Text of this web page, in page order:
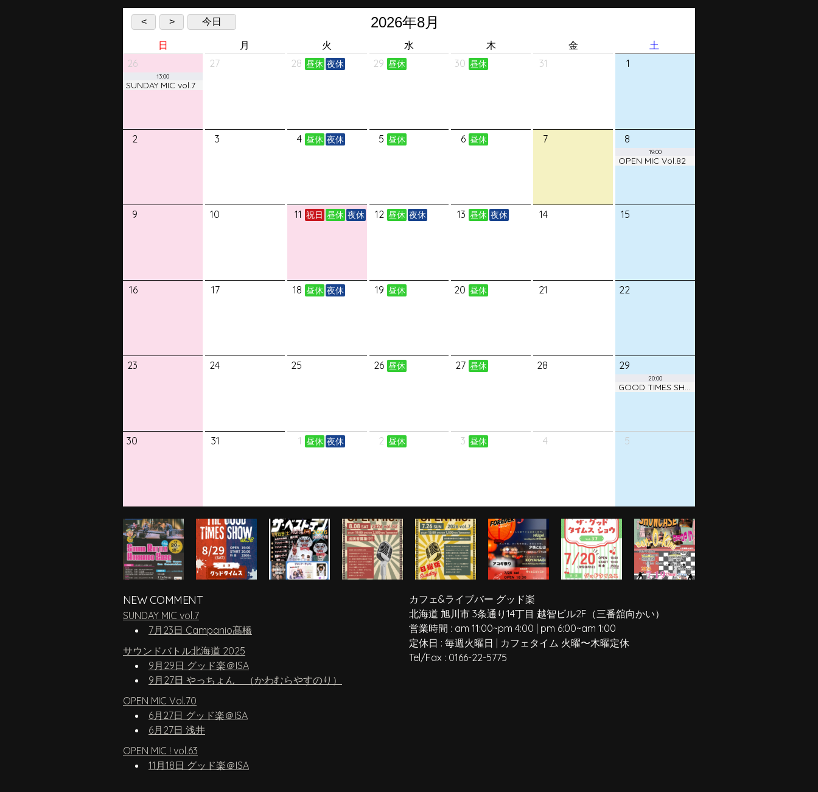
< > 今日
日 月 火 水 木 金
土
26
13:00
SUNDAY MIC vol.7
27 28 昼休 夜休 29 昼休 30 昼休 31 1
2 3 4 昼休 夜休 5 昼休 6 昼休 7 8
19:00
OPEN MIC Vol.82
9 10 11 祝日 昼休 夜休 12 昼休 夜休 13 昼休 夜休 14 15
16 17 18 昼休 夜休 19 昼休 20 昼休 21 22
23 24 25 26 昼休 27 昼休 28 29
20:00
30 31 1 昼休 夜休 2 昼休 3 昼休 4 5
NEW COMMENT
SUNDAY MIC vol.7
7月23日 Campanio髙橋
サウンドバトル北海道 2025
9月29日 グッド楽＠ISA
9月27日 やっちょん （かわむらやすのり）
OPEN MIC Vol.70
6月27日 グッド楽＠ISA
6月27日 浅井
OPEN MIC ! vol.63
11月18日 グッド楽＠ISA
カフェ&ライブバー グッド楽
北海道 旭川市 3条通り14丁目 越智ビル2F （三番舘向かい）
営業時間 : am 11:00~pm 4:00 | pm 6:00~am 1:00
定休日 : 毎週火曜日 | カフェタイム 火曜〜木曜定休
Tel/Fax : 0166-22-5775